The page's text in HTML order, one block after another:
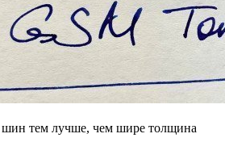
тем лучше, чем шире толщина